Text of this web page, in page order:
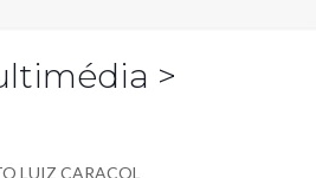
>
LUIZ CARACOL